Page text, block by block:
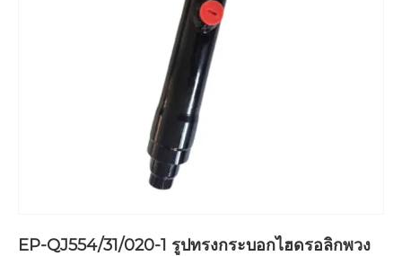
EP-QJ554/31/020-1 รูปทรงกระบอกไฮดรอลิกพวง